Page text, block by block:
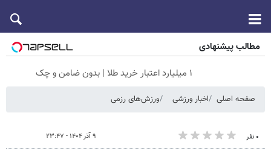
مطالب پیشنهادی
۱ میلیارد اعتبار خرید طلا | بدون ضامن و چک
صفحه اصلی اخبار ورزشی ورزش‌های رزمی
۰ نفر ۹ آذر ۱۴۰۴ - ۲۳:۴۷